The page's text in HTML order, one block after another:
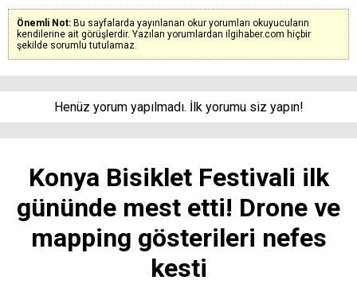
Önemli Not: Bu sayfalarda yayınlanan okur yorumları okuyucuların
kendilerine ait görüşlerdir. Yazılan yorumlardan ilgihaber.com hiçbir
şekilde sorumlu tutulamaz.
Henüz yorum yapılmadı. İlk yorumu siz yapın!
Konya Bisiklet Festivali ilk
gününde mest etti! Drone ve
mapping gösterileri nefes
kesti